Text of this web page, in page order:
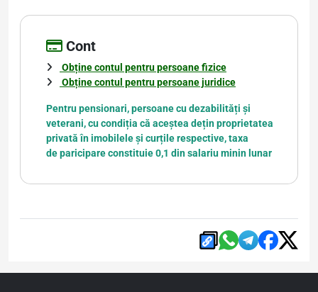
Cont
Obține contul pentru persoane fizice
Obține contul pentru persoane juridice
Pentru pensionari, persoane cu dezabilități și
veterani, cu condiția că aceștea dețin proprietatea
privată în imobilele și curțile respective, taxa
de paricipare constituie 0,1 din salariu minin lunar